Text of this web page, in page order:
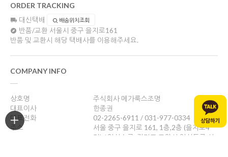
ORDER TRACKING
대신택배 배송위치조회
반품/교환 서울시 중구 을지로161
반품 및 교환시 해당 택배사를 이용해주세요.
COMPANY INFO
상호명
주식회사 메가룩스조명
대표이사
한종권
대표전화
02-2265-6911 / 031-977-0334
주소
서울 중구 을지로 161, 1층,2층 (을지로4
가) / 일산쇼룸: 경기도 고양시 일산동구 성